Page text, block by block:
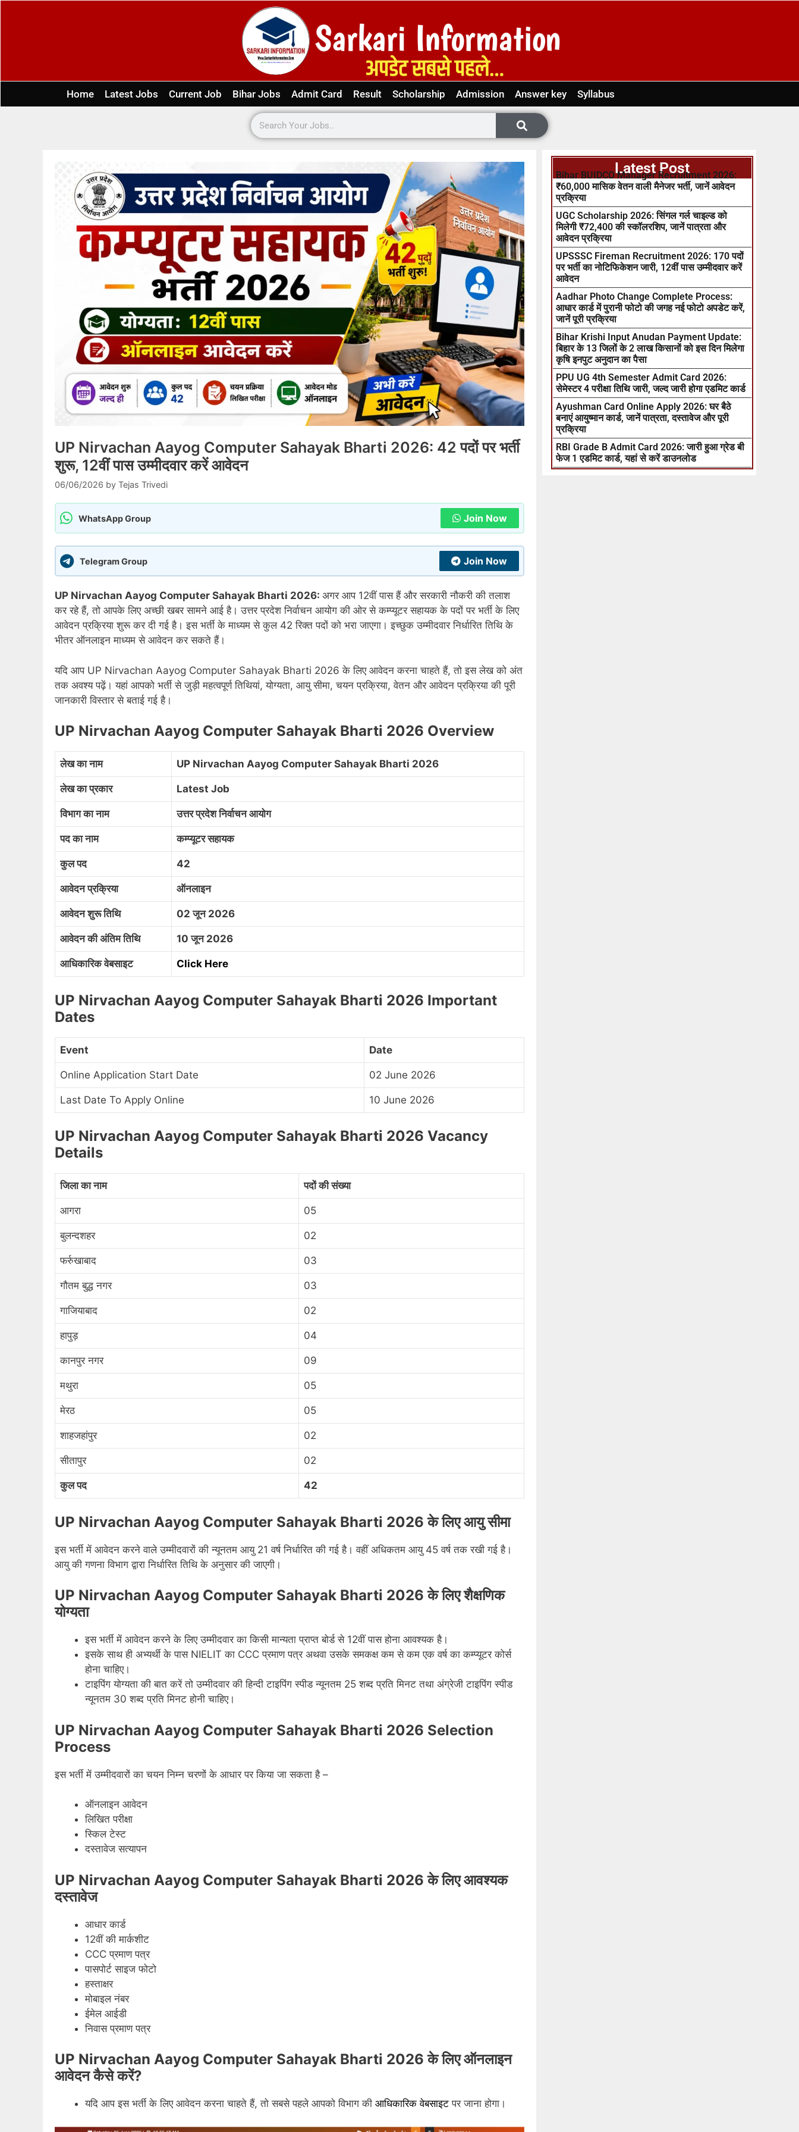
Home Latest Jobs Current Job Bihar Jobs Admit Card Result Scholarship Admission Answer key Syllabus
UP Nirvachan Aayog Computer Sahayak Bharti 2026: 42 पदों पर भर्ती
शुरू, 12वीं पास उम्मीदवार करें आवेदन
06/06/2026 by Tejas Trivedi
WhatsApp Group Join Now
Telegram Group Join Now
UP Nirvachan Aayog Computer Sahayak Bharti 2026: अगर आप 12वीं पास हैं और सरकारी नौकरी की तलाश
कर रहे हैं, तो आपके लिए अच्छी खबर सामने आई है। उत्तर प्रदेश निर्वाचन आयोग की ओर से कम्प्यूटर सहायक के पदों पर भर्ती के लिए
आवेदन प्रक्रिया शुरू कर दी गई है। इस भर्ती के माध्यम से कुल 42 रिक्त पदों को भरा जाएगा। इच्छुक उम्मीदवार निर्धारित तिथि के
भीतर ऑनलाइन माध्यम से आवेदन कर सकते हैं।
यदि आप UP Nirvachan Aayog Computer Sahayak Bharti 2026 के लिए आवेदन करना चाहते हैं, तो इस लेख को अंत
तक अवश्य पढ़ें। यहां आपको भर्ती से जुड़ी महत्वपूर्ण तिथियां, योग्यता, आयु सीमा, चयन प्रक्रिया, वेतन और आवेदन प्रक्रिया की पूरी
जानकारी विस्तार से बताई गई है।
UP Nirvachan Aayog Computer Sahayak Bharti 2026 Overview
लेख का नाम UP Nirvachan Aayog Computer Sahayak Bharti 2026
लेख का प्रकार Latest Job
विभाग का नाम उत्तर प्रदेश निर्वाचन आयोग
पद का नाम कम्प्यूटर सहायक
कुल पद 42
आवेदन प्रक्रिया ऑनलाइन
आवेदन शुरू तिथि 02 जून 2026
आवेदन की अंतिम तिथि 10 जून 2026
आधिकारिक वेबसाइट Click Here
UP Nirvachan Aayog Computer Sahayak Bharti 2026 Important
Dates
Event Date
Online Application Start Date 02 June 2026
Last Date To Apply Online 10 June 2026
UP Nirvachan Aayog Computer Sahayak Bharti 2026 Vacancy
Details
जिला का नाम पदों की संख्या
आगरा 05
बुलन्दशहर 02
फर्रुखाबाद 03
गौतम बुद्ध नगर 03
गाजियाबाद 02
हापुड़ 04
कानपुर नगर 09
मथुरा 05
मेरठ 05
शाहजहांपुर 02
सीतापुर 02
कुल पद 42
UP Nirvachan Aayog Computer Sahayak Bharti 2026 के लिए आयु सीमा
इस भर्ती में आवेदन करने वाले उम्मीदवारों की न्यूनतम आयु 21 वर्ष निर्धारित की गई है। वहीं अधिकतम आयु 45 वर्ष तक रखी गई है।
आयु की गणना विभाग द्वारा निर्धारित तिथि के अनुसार की जाएगी।
UP Nirvachan Aayog Computer Sahayak Bharti 2026 के लिए शैक्षणिक
योग्यता
इस भर्ती में आवेदन करने के लिए उम्मीदवार का किसी मान्यता प्राप्त बोर्ड से 12वीं पास होना आवश्यक है।
इसके साथ ही अभ्यर्थी के पास NIELIT का CCC प्रमाण पत्र अथवा उसके समकक्ष कम से कम एक वर्ष का कम्प्यूटर कोर्स
होना चाहिए।
टाइपिंग योग्यता की बात करें तो उम्मीदवार की हिन्दी टाइपिंग स्पीड न्यूनतम 25 शब्द प्रति मिनट तथा अंग्रेजी टाइपिंग स्पीड
न्यूनतम 30 शब्द प्रति मिनट होनी चाहिए।
UP Nirvachan Aayog Computer Sahayak Bharti 2026 Selection
Process
इस भर्ती में उम्मीदवारों का चयन निम्न चरणों के आधार पर किया जा सकता है –
ऑनलाइन आवेदन
लिखित परीक्षा
स्किल टेस्ट
दस्तावेज सत्यापन
UP Nirvachan Aayog Computer Sahayak Bharti 2026 के लिए आवश्यक
दस्तावेज
आधार कार्ड
12वीं की मार्कशीट
CCC प्रमाण पत्र
पासपोर्ट साइज फोटो
हस्ताक्षर
मोबाइल नंबर
ईमेल आईडी
निवास प्रमाण पत्र
UP Nirvachan Aayog Computer Sahayak Bharti 2026 के लिए ऑनलाइन
आवेदन कैसे करें?
यदि आप इस भर्ती के लिए आवेदन करना चाहते हैं, तो सबसे पहले आपको विभाग की आधिकारिक वेबसाइट पर जाना होगा।
Latest Post
Bihar BUIDCO Manager Recruitment 2026:
₹60,000 मासिक वेतन वाली मैनेजर भर्ती, जानें आवेदन
प्रक्रिया
UGC Scholarship 2026: सिंगल गर्ल चाइल्ड को
मिलेगी ₹72,400 की स्कॉलरशिप, जानें पात्रता और
आवेदन प्रक्रिया
UPSSSC Fireman Recruitment 2026: 170 पदों
पर भर्ती का नोटिफिकेशन जारी, 12वीं पास उम्मीदवार करें
आवेदन
Aadhar Photo Change Complete Process:
आधार कार्ड में पुरानी फोटो की जगह नई फोटो अपडेट करें,
जानें पूरी प्रक्रिया
Bihar Krishi Input Anudan Payment Update:
बिहार के 13 जिलों के 2 लाख किसानों को इस दिन मिलेगा
कृषि इनपुट अनुदान का पैसा
PPU UG 4th Semester Admit Card 2026:
सेमेस्टर 4 परीक्षा तिथि जारी, जल्द जारी होगा एडमिट कार्ड
Ayushman Card Online Apply 2026: घर बैठे
बनाएं आयुष्मान कार्ड, जानें पात्रता, दस्तावेज और पूरी
प्रक्रिया
RBI Grade B Admit Card 2026: जारी हुआ ग्रेड बी
फेज 1 एडमिट कार्ड, यहां से करें डाउनलोड